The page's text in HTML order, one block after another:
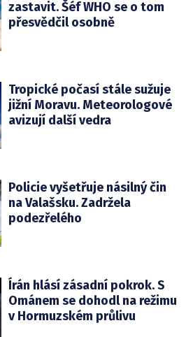
zastavit. Šéf WHO se o tom
přesvědčil osobně
Tropické počasí stále sužuje
jižní Moravu. Meteorologové
avizují další vedra
Policie vyšetřuje násilný čin
na Valašsku. Zadržela
podezřelého
Írán hlásí zásadní pokrok. S
Ománem se dohodl na režimu
v Hormuzském průlivu